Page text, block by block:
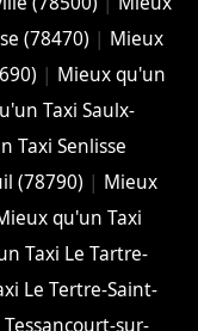
(78470) | Mieux
| Mieux qu'un
Taxi Saulx-
Taxi Senlisse
(78790) | Mieux
qu'un Taxi
Taxi Le Tartre-
Le Tertre-Saint-
sur-